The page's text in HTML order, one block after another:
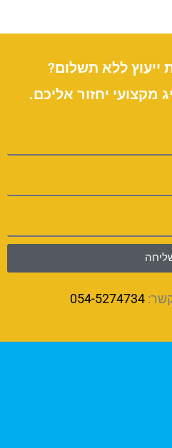
ייעוץ ללא תשלום?
מקצועי יחזור אליכם.
054-5274734